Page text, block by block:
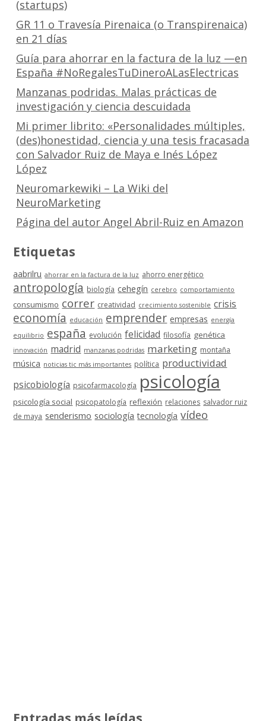
(startups)
GR 11 o Travesía Pirenaica (o Transpirenaica)
en 21 días
Guía para ahorrar en la factura de la luz —en
España #NoRegalesTuDineroALasElectricas
Manzanas podridas. Malas prácticas de
investigación y ciencia descuidada
Mi primer librito: «Personalidades múltiples,
(des)honestidad, ciencia y una tesis fracasada
con Salvador Ruiz de Maya e Inés López
López
Neuromarkewiki – La Wiki del
NeuroMarketing
Página del autor Angel Abril-Ruiz en Amazon
Etiquetas
aabrilru ahorrar en la factura de la luz ahorro energético
antropología biología cehegín cerebro comportamiento
consumismo correr creatividad crecimiento sostenible crisis
economía educación emprender empresas energía
equilibrio españa evolución felicidad filosofía genética
innovación madrid manzanas podridas marketing montaña
música noticias tic más importantes política productividad
psicobiología psicofarmacología psicología
psicología social psicopatología reflexión relaciones salvador ruiz
de maya senderismo sociología tecnología vídeo